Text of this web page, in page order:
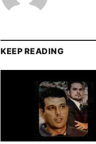
KEEP READING